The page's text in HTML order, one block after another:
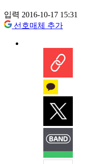
입력 2016-10-17 15:31
선호매체 추가